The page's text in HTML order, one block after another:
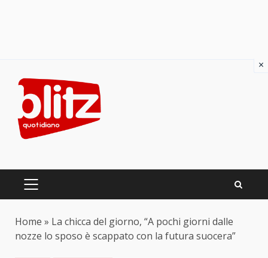
content
PRIMARY
Home » La chicca del giorno, “A pochi giorni dalle
nozze lo sposo è scappato con la futura suocera”
×